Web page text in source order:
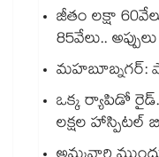
జీతం లక్షా
85వేలు..
మహబూబ్నగర్:
ఒక్క ర్యాపిడో
లక్షల